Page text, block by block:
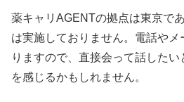
薬キャリAGENTの拠点は東京で
は実施しておりません。電話や
りますので、直接会って話した
を感じるかもしれません。